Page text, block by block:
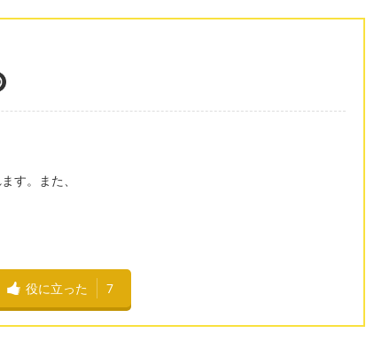
す。また、
役に立った 7